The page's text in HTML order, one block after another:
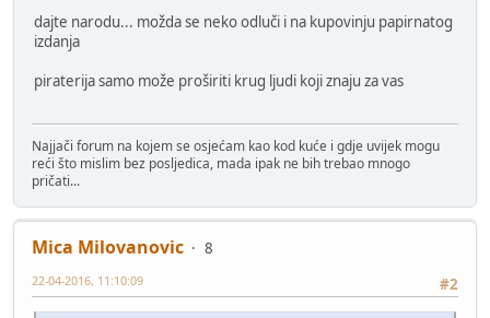
dajte narodu... možda se neko odluči i na kupovinju papirnatog
izdanja
piraterija samo može proširiti krug ljudi koji znaju za vas
Najjači forum na kojem se osjećam kao kod kuće i gdje uvijek mogu
reći što mislim bez posljedica, mada ipak ne bih trebao mnogo
pričati...
Mica Milovanovic
8
#2
22-04-2016, 11:10:09